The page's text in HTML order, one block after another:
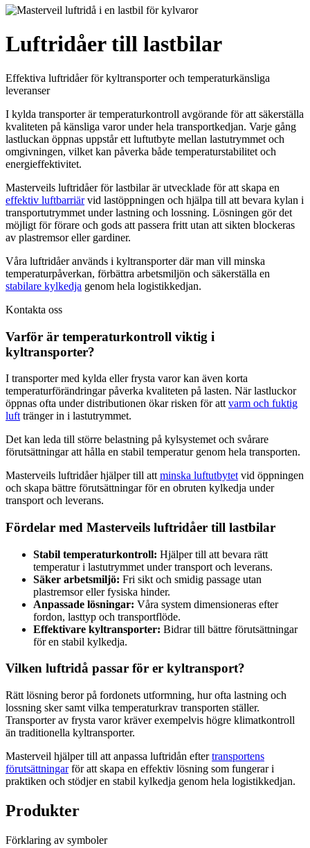
Luftridåer till lastbilar
Effektiva luftridåer för kyltransporter och temperaturkänsliga
leveranser
I kylda transporter är temperaturkontroll avgörande för att säkerställa
kvaliteten på känsliga varor under hela transportkedjan. Varje gång
lastluckan öppnas uppstår ett luftutbyte mellan lastutrymmet och
omgivningen, vilket kan påverka både temperaturstabilitet och
energieffektivitet.
Masterveils luftridåer för lastbilar är utvecklade för att skapa en
effektiv luftbarriärvid lastöppningen och hjälpa till att bevara kylan i
transportutrymmet under lastning och lossning. Lösningen gör det
möjligt för förare och gods att passera fritt utan att sikten blockeras
av plastremsor eller gardiner.
Våra luftridåer används i kyltransporter där man vill minska
temperaturpåverkan, förbättra arbetsmiljön och säkerställa en
stabilare kylkedja genom hela logistikkedjan.
Kontakta oss
Varför är temperaturkontroll viktig i
kyltransporter?
I transporter med kylda eller frysta varor kan även korta
temperaturförändringar påverka kvaliteten på lasten. När lastluckor
öppnas ofta under distributionen ökar risken för att varm och fuktig
luft tränger in i lastutrymmet.
Det kan leda till större belastning på kylsystemet och svårare
förutsättningar att hålla en stabil temperatur genom hela transporten.
Masterveils luftridåer hjälper till att minska luftutbytet vid öppningen
och skapa bättre förutsättningar för en obruten kylkedja under
transport och leverans.
Fördelar med Masterveils luftridåer till lastbilar
Stabil temperaturkontroll: Hjälper till att bevara rätt
temperatur i lastutrymmet under transport och leverans.
Säker arbetsmiljö: Fri sikt och smidig passage utan
plastremsor eller fysiska hinder.
Anpassade lösningar: Våra system dimensioneras efter
fordon, lasttyp och transportflöde.
Effektivare kyltransporter: Bidrar till bättre förutsättningar
för en stabil kylkedja.
Vilken luftridå passar för er kyltransport?
Rätt lösning beror på fordonets utformning, hur ofta lastning och
lossning sker samt vilka temperaturkrav transporten ställer.
Transporter av frysta varor kräver exempelvis högre klimatkontroll
än traditionella kyltransporter.
Masterveil hjälper till att anpassa luftridån eftertransportens
förutsättningarför att skapa en effektiv lösning som fungerar i
praktiken och stödjer en stabil kylkedja genom hela logistikkedjan.
Produkter
Förklaring av symboler